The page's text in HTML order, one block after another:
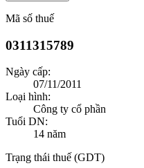
Mã số thuế
0311315789
Ngày cấp:
07/11/2011
Loại hình:
Công ty cổ phần
Tuổi DN:
14 năm
Trạng thái thuế (GDT)